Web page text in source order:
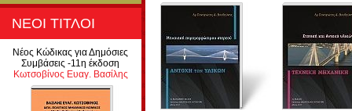
ΝΕΟΙ ΤΙΤΛΟΙ
Νέος Κώδικας για Δημόσιες
Συμβάσεις -11η έκδοση
Κωτσοβίνος Ευαγ. Βασίλης